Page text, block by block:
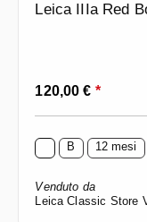
Leica IIIa Red
Prezzo normale:
120,00 € *
B 12 mesi
Venduto da
Leica Classic Store